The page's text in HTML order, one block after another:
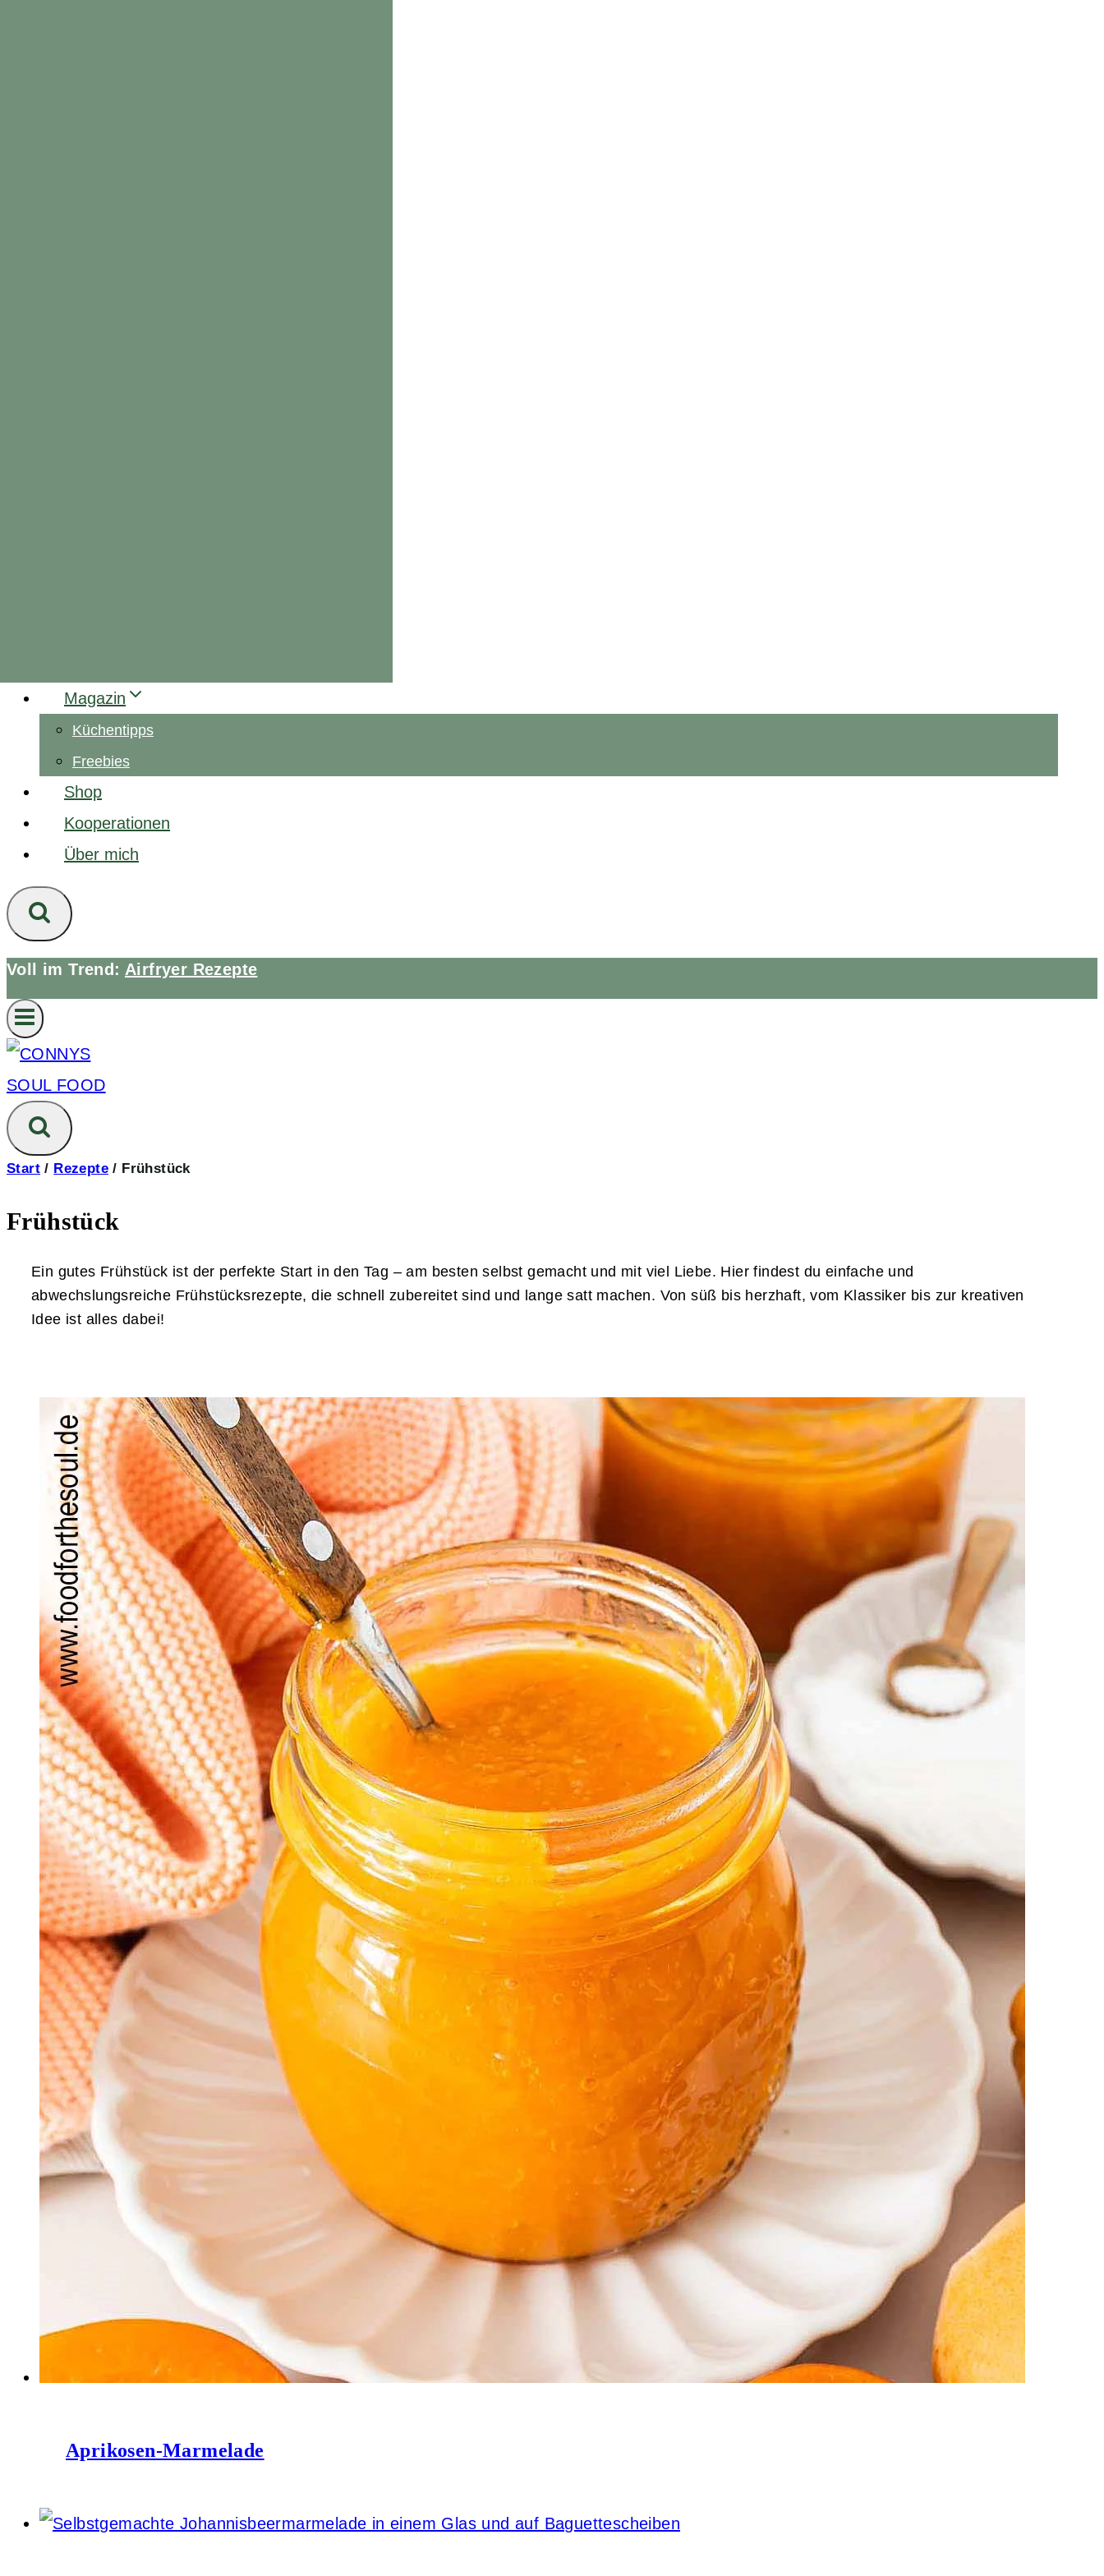
Magazin
Küchentipps
Freebies
Shop
Kooperationen
Über mich
Voll im Trend: Airfryer Rezepte
Start / Rezepte / Frühstück
Frühstück
Ein gutes Frühstück ist der perfekte Start in den Tag – am besten selbst gemacht und mit viel Liebe. Hier findest du einfache und
abwechslungsreiche Frühstücksrezepte, die schnell zubereitet sind und lange satt machen. Von süß bis herzhaft, vom Klassiker bis zur kreativen
Idee ist alles dabei!
Aprikosen-Marmelade